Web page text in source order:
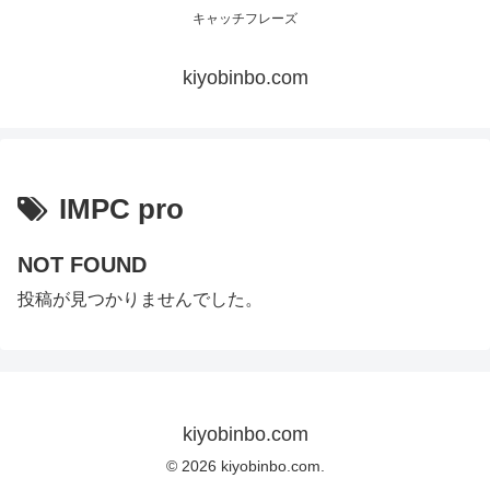
キャッチフレーズ
kiyobinbo.com
IMPC pro
NOT FOUND
投稿が見つかりませんでした。
kiyobinbo.com
© 2026 kiyobinbo.com.